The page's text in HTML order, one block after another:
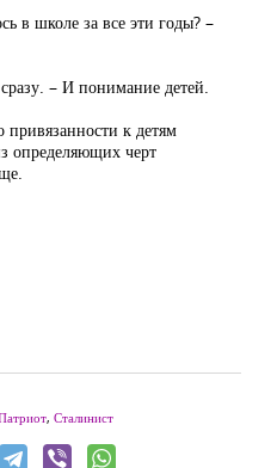
в школе за все эти годы? –
– И понимание детей.
к детям
определяющих черт
, Сталинист